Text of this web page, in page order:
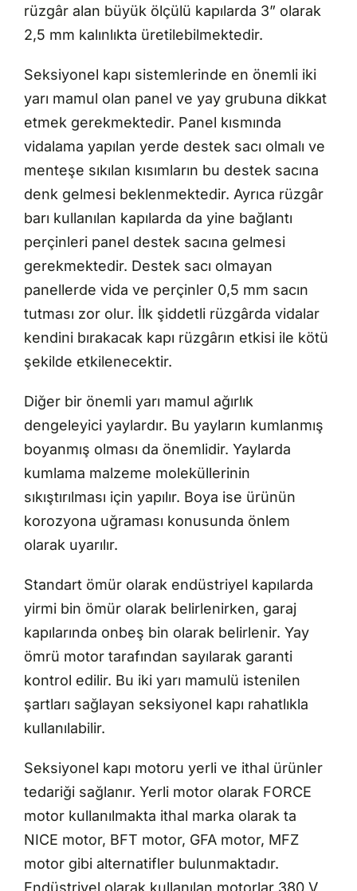
rüzgâr alan büyük ölçülü kapılarda 3” olarak
2,5 mm kalınlıkta üretilebilmektedir.
Seksiyonel kapı sistemlerinde en önemli iki
yarı mamul olan panel ve yay grubuna dikkat
etmek gerekmektedir. Panel kısmında
vidalama yapılan yerde destek sacı olmalı ve
menteşe sıkılan kısımların bu destek sacına
denk gelmesi beklenmektedir. Ayrıca rüzgâr
barı kullanılan kapılarda da yine bağlantı
perçinleri panel destek sacına gelmesi
gerekmektedir. Destek sacı olmayan
panellerde vida ve perçinler 0,5 mm sacın
tutması zor olur. İlk şiddetli rüzgârda vidalar
kendini bırakacak kapı rüzgârın etkisi ile kötü
şekilde etkilenecektir.
Diğer bir önemli yarı mamul ağırlık
dengeleyici yaylardır. Bu yayların kumlanmış
boyanmış olması da önemlidir. Yaylarda
kumlama malzeme moleküllerinin
sıkıştırılması için yapılır. Boya ise ürünün
korozyona uğraması konusunda önlem
olarak uyarılır.
Standart ömür olarak endüstriyel kapılarda
yirmi bin ömür olarak belirlenirken, garaj
kapılarında onbeş bin olarak belirlenir. Yay
ömrü motor tarafından sayılarak garanti
kontrol edilir. Bu iki yarı mamulü istenilen
şartları sağlayan seksiyonel kapı rahatlıkla
kullanılabilir.
Seksiyonel kapı motoru yerli ve ithal ürünler
tedariği sağlanır. Yerli motor olarak FORCE
motor kullanılmakta ithal marka olarak ta
NICE motor, BFT motor, GFA motor, MFZ
motor gibi alternatifler bulunmaktadır.
Endüstriyel olarak kullanılan motorlar 380 V